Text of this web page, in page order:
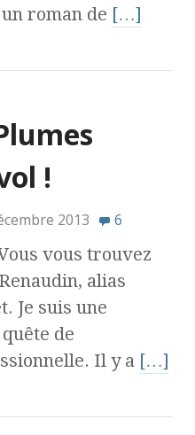
roman de […]
!
2013 6
vous trouvez
alias
Je suis une
de
Il y a […]